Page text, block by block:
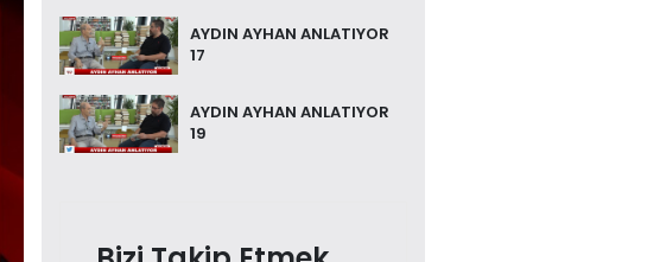
AYDIN AYHAN ANLATIYOR
17
AYDIN AYHAN ANLATIYOR
19